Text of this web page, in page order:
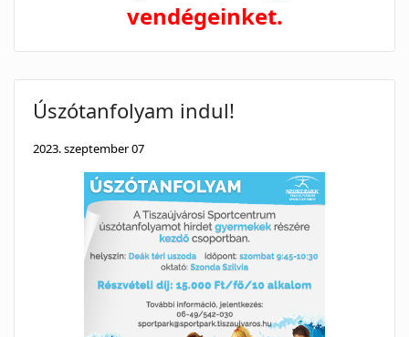
vendégeinket.
Úszótanfolyam indul!
2023. szeptember 07